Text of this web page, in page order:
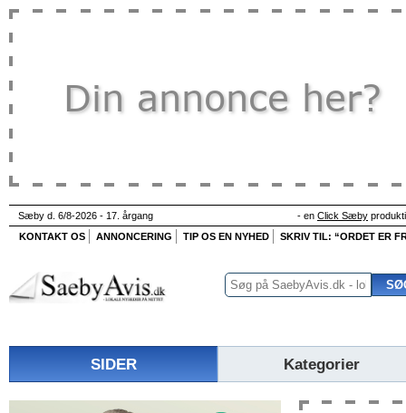
Sæby d. 6/8-2026 - 17. årgang - en Click Sæby
KONTAKT OS
ANNONCERING TIP OS EN NYHED SKRIV TIL: “ORDET ER
SIDER Kategorier